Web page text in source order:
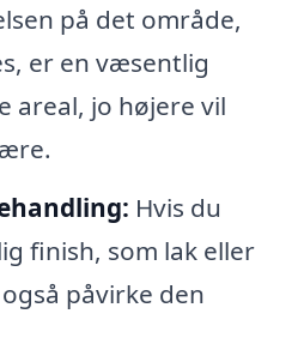
på det område,
er en væsentlig
areal, jo højere vil
Hvis du
finish, som lak eller
påvirke den